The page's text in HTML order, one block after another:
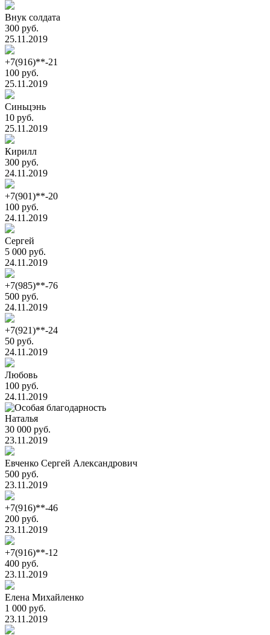
Внук солдата
300 руб.
25.11.2019
+7(916)**-21
100 руб.
25.11.2019
Синьцэнь
10 руб.
25.11.2019
Кирилл
300 руб.
24.11.2019
+7(901)**-20
100 руб.
24.11.2019
Сергей
5 000 руб.
24.11.2019
+7(985)**-76
500 руб.
24.11.2019
+7(921)**-24
50 руб.
24.11.2019
Любовь
100 руб.
24.11.2019
Наталья
30 000 руб.
23.11.2019
Евченко Сергей Александрович
500 руб.
23.11.2019
+7(916)**-46
200 руб.
23.11.2019
+7(916)**-12
400 руб.
23.11.2019
Елена Михайленко
1 000 руб.
23.11.2019